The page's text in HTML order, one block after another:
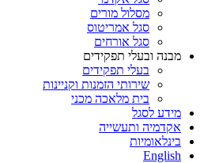
מסלול מורים
סגל אמריטוס
סגל אורחים
מבנה ובעלי תפקידים
בעלי תפקידים
שירותי הזמנות וקניינות
בית מלאכה מכני
מידע לסגל
אקדמיה ותעשייה
בינלאומיות
English